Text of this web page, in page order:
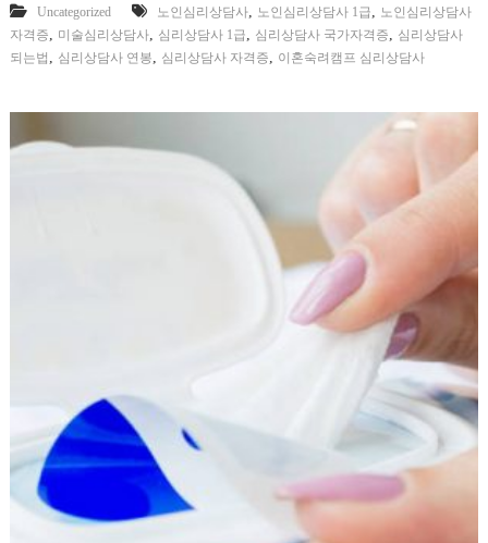
Uncategorized 노인심리상담사, 노인심리상담사 1급, 노인심리상담사
자격증, 미술심리상담사, 심리상담사 1급, 심리상담사 국가자격증, 심리상담사
되는법 , 심리상담사 연봉, 심리상담사 자격증, 이혼숙려캠프 심리상담사